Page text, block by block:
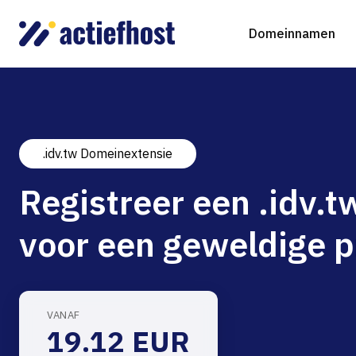
Domeinnamen
Domeinnaam registreren
Domeinnaam verhuizen
gTLD-extensies
Webhosting
NGINX Hosting
Virtual Servers
Beheerde Cloud Virtuele Server
.idv.tw Domeinextensie
Registreer een
voor een geweldige
VANAF
19.12 EUR